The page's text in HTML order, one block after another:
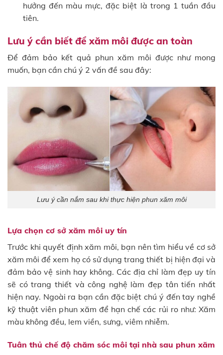
hưởng đến màu mực, đặc biệt là trong 1 tuần đầu
tiên.
Lưu ý cần biết để xăm môi được an toàn
Để đảm bảo kết quả phun xăm môi được như mong
muốn, bạn cần chú ý 2 vấn đề sau đây:
Lưu ý cần nắm sau khi thực hiện phun xăm môi
Lựa chọn cơ sở xăm môi uy tín
Trước khi quyết định xăm môi, bạn nên tìm hiểu về cơ sở
xăm môi để xem họ có sử dụng trang thiết bị hiện đại và
đảm bảo vệ sinh hay không. Các địa chỉ làm đẹp uy tín
sẽ có trang thiết và công nghệ làm đẹp tân tiến nhất
hiện nay. Ngoài ra bạn cần đặc biệt chú ý đến tay nghề
kỹ thuật viên phun xăm để hạn chế các rủi ro như: Xăm
màu không đều, lem viền, sưng, viêm nhiễm.
Tuân thủ chế độ chăm sóc môi tại nhà sau phun xăm